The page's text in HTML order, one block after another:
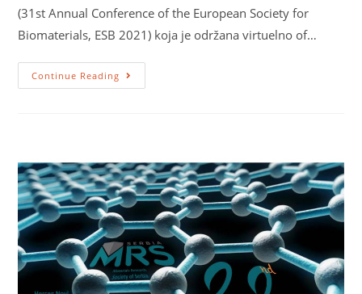
(31st Annual Conference of the European Society for
Biomaterials, ESB 2021) koja je održana virtuelno of…
Continue Reading